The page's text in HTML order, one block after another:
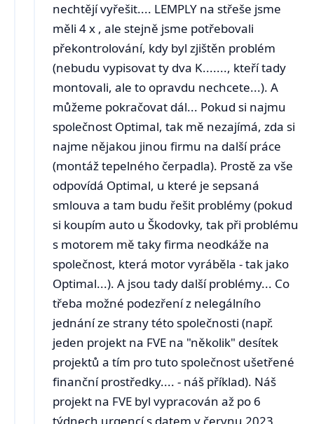
nechtějí vyřešit.... LEMPLY na střeše jsme
měli 4 x , ale stejně jsme potřebovali
překontrolování, kdy byl zjištěn problém
(nebudu vypisovat ty dva K......., kteří tady
montovali, ale to opravdu nechcete...). A
můžeme pokračovat dál... Pokud si najmu
společnost Optimal, tak mě nezajímá, zda si
najme nějakou jinou firmu na další práce
(montáž tepelného čerpadla). Prostě za vše
odpovídá Optimal, u které je sepsaná
smlouva a tam budu řešit problémy (pokud
si koupím auto u Škodovky, tak při problému
s motorem mě taky firma neodkáže na
společnost, která motor vyráběla - tak jako
Optimal...). A jsou tady další problémy... Co
třeba možné podezření z nelegálního
jednání ze strany této společnosti (např.
jeden projekt na FVE na "několik" desítek
projektů a tím pro tuto společnost ušetřené
finanční prostředky.... - náš příklad). Náš
projekt na FVE byl vypracován až po 6